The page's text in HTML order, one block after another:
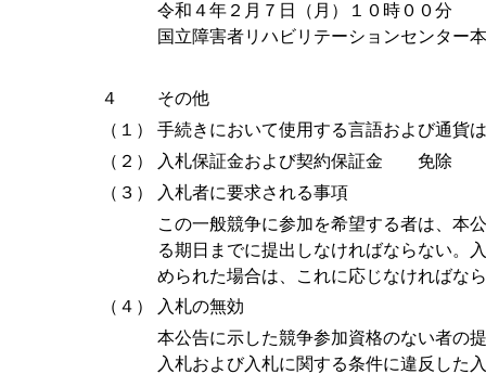
令和４年２月７日（月）１０時００分
国立障害者リハビリテーションセンター
４
その他
（１）
手続きにおいて使用する言語および通貨
（２）
入札保証金および契約保証金 免除
（３）
入札者に要求される事項
この一般競争に参加を希望する者は、本
る期日までに提出しなければならない。
められた場合は、これに応じなければな
（４）
入札の無効
本公告に示した競争参加資格のない者の
入札および入札に関する条件に違反した